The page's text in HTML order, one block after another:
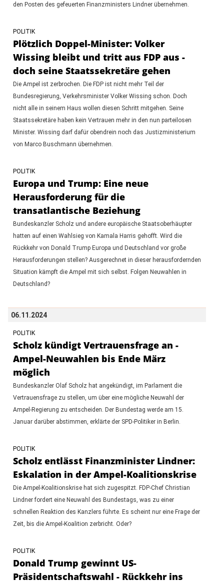
den Posten des gefeuerten Finanzministers Lindner übernehmen.
POLITIK
Plötzlich Doppel-Minister: Volker
Wissing bleibt und tritt aus FDP aus -
doch seine Staatssekretäre gehen
Die Ampel ist zerbrochen. Die FDP ist nicht mehr Teil der
Bundesregierung, Verkehrsminister Volker Wissing schon. Doch
nicht alle in seinem Haus wollen diesen Schritt mitgehen. Seine
Staatssekretäre haben kein Vertrauen mehr in den nun parteilosen
Minister. Wissing darf dafür obendrein noch das Justizministerium
von Marco Buschmann übernehmen.
POLITIK
Europa und Trump: Eine neue
Herausforderung für die
transatlantische Beziehung
Bundeskanzler Scholz und andere europäische Staatsoberhäupter
hatten auf einen Wahlsieg von Kamala Harris gehofft. Wird die
Rückkehr von Donald Trump Europa und Deutschland vor große
Herausforderungen stellen? Ausgerechnet in dieser herausfordernden
Situation kämpft die Ampel mit sich selbst. Folgen Neuwahlen in
Deutschland?
06.11.2024
POLITIK
Scholz kündigt Vertrauensfrage an -
Ampel-Neuwahlen bis Ende März
möglich
Bundeskanzler Olaf Scholz hat angekündigt, im Parlament die
Vertrauensfrage zu stellen, um über eine mögliche Neuwahl der
Ampel-Regierung zu entscheiden. Der Bundestag werde am 15.
Januar darüber abstimmen, erklärte der SPD-Politiker in Berlin.
POLITIK
Scholz entlässt Finanzminister Lindner:
Eskalation in der Ampel-Koalitionskrise
Die Ampel-Koalitionskrise hat sich zugespitzt. FDP-Chef Christian
Lindner fordert eine Neuwahl des Bundestags, was zu einer
schnellen Reaktion des Kanzlers führte. Es scheint nur eine Frage der
Zeit, bis die Ampel-Koalition zerbricht. Oder?
POLITIK
Donald Trump gewinnt US-
Präsidentschaftswahl - Rückkehr ins